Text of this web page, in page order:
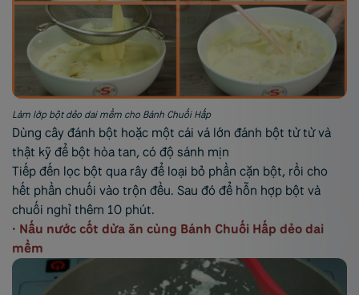
Làm lớp bột dẻo dai mềm cho Bánh Chuối Hấp
Dùng cây đánh bột hoặc một cái vá lớn đánh bột từ từ và
thật kỹ để bột hòa tan, có độ sánh mịn
Tiếp đến lọc bột qua rây để loại bỏ phần cặn bột, rồi cho
hết phần chuối vào trộn đều. Sau đó để hỗn hợp bột và
chuối nghỉ thêm 10 phút.
• Nấu nước cốt dừa ăn cùng Bánh Chuối Hấp dẻo dai
mềm